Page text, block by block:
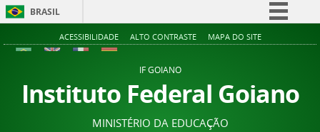
BRASIL
Simplifique!
Acesso à informação
Legislação
ACESSIBILIDADE ALTO CONTRASTE MAPA DO SITE
IF GOIANO
Instituto Federal Goiano
MINISTÉRIO DA EDUCAÇÃO